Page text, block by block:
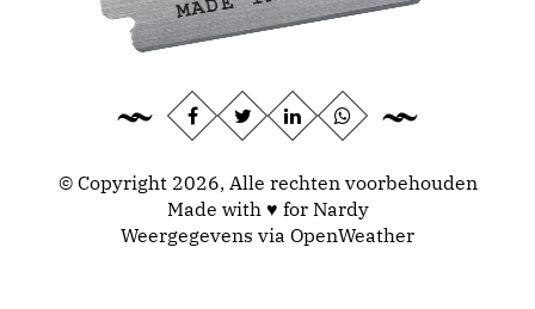
© Copyright 2026, Alle rechten voorbehouden
Made with ♥ for Nardy
Weergegevens via OpenWeather